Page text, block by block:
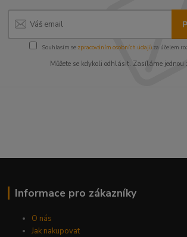
Souhlasím se zpracováním osobních údajůza účelem
Můžete se kdykoli odhlásit. Zasíláme jednou
Informace pro zákazníky
O nás
Jak nakupovat